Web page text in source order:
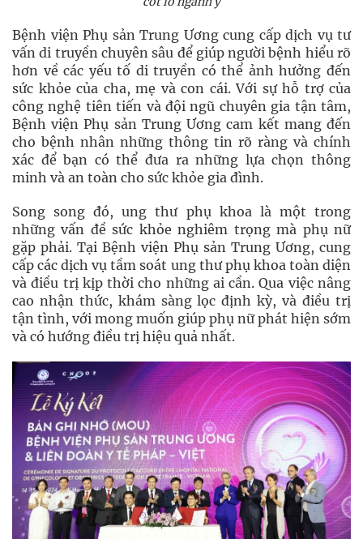
Bệnh viện Phụ sản Trung Ương cung cấp dịch vụ tư
vấn di truyền chuyên sâu để giúp người bệnh hiểu rõ
hơn về các yếu tố di truyền có thể ảnh hưởng đến
sức khỏe của cha, mẹ và con cái. Với sự hỗ trợ của
công nghệ tiên tiến và đội ngũ chuyên gia tận tâm,
Bệnh viện Phụ sản Trung Ương cam kết mang đến
cho bệnh nhân những thông tin rõ ràng và chính
xác để bạn có thể đưa ra những lựa chọn thông
minh và an toàn cho sức khỏe gia đình.
Song song đó, ung thư phụ khoa là một trong
những vấn đề sức khỏe nghiêm trọng mà phụ nữ
gặp phải. Tại Bệnh viện Phụ sản Trung Ương, cung
cấp các dịch vụ tầm soát ung thư phụ khoa toàn diện
và điều trị kịp thời cho những ai cần. Qua việc nâng
cao nhận thức, khám sàng lọc định kỳ, và điều trị
tận tình, với mong muốn giúp phụ nữ phát hiện sớm
và có hướng điều trị hiệu quả nhất.